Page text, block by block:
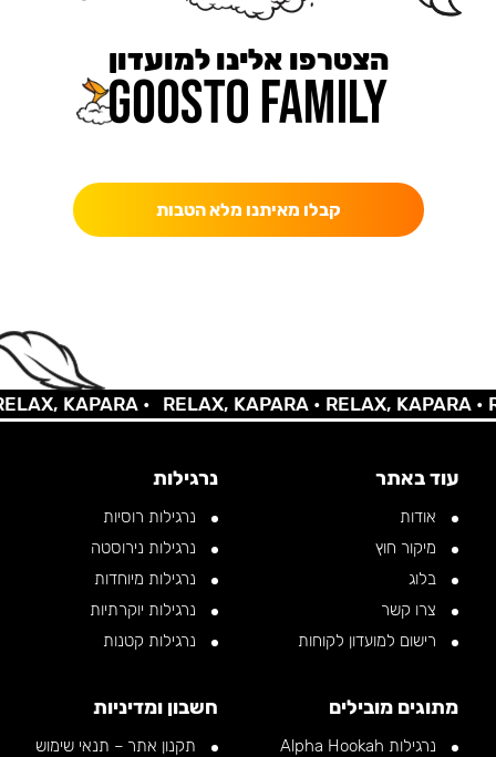
הצטרפו אלינו למועדון
קבלו מאיתנו מלא הטבות
KAPARA • RELAX, KAPARA •RELAX, KAPARA •
עוד באתר
אודות
מיקור חוץ
בלוג
צרו קשר
רישום למועדון לקוחות
נרגילות
נרגילות רוסיות
נרגילות נירוסטה
נרגילות מיוחדות
נרגילות יוקרתיות
נרגילות קטנות
מתוגים מובילים
נרגילות Alpha Hookah
חשבון ומדיניות
תקנון אתר – תנאי שימוש